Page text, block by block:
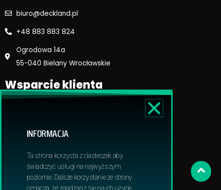
biuro@deckland.pl
+48 883 883 824
Ogrodowa 14a
55-040 Bielany Wrocławskie
Wsparcie klienta
Dostawa i płatność
Obowiązek informacyjny RODO
INFORMACJA
Ta strona korzysta z ciasteczek aby
świadczyć usługi na najwyższym
poziomie. Dalsze korzystanie ze strony
oznacza, że zgadzasz się na ich użycie.